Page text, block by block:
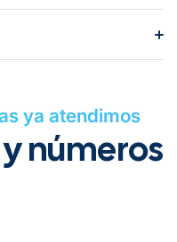
ya atendimos
números